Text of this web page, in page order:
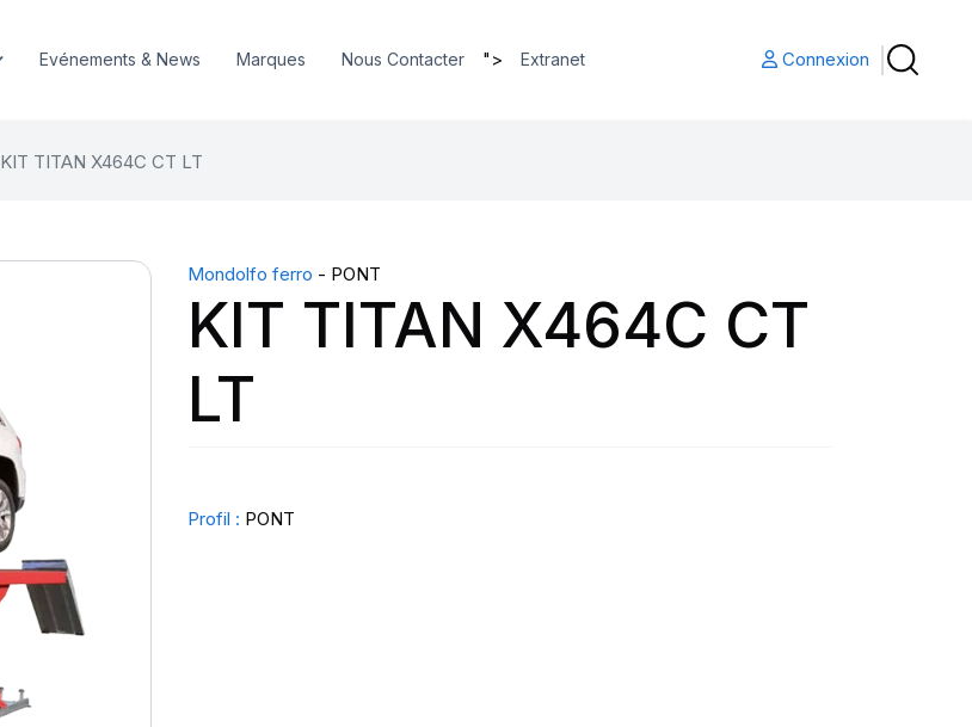
Evénements & News Marques Nous Contacter "> Extranet Connexion
KIT TITAN X464C CT LT
Mondolfo ferro - PONT
KIT TITAN X464C CT
LT
Profil : PONT